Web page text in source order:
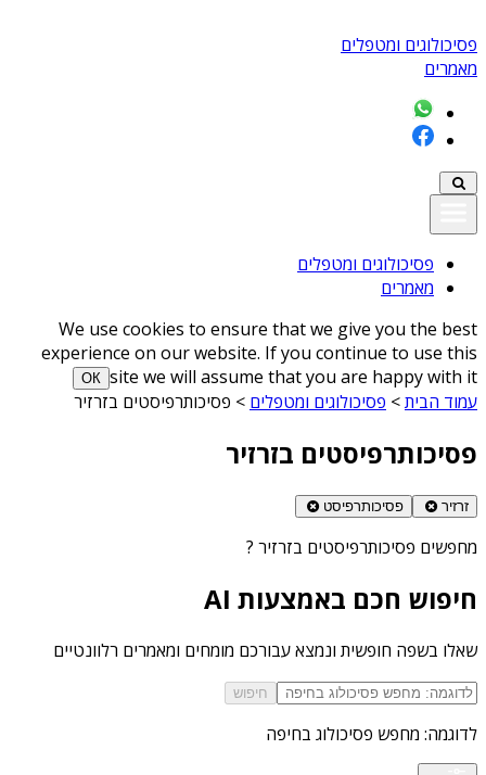
פסיכולוגים ומטפלים
מאמרים
פסיכולוגים ומטפלים
מאמרים
We use cookies to ensure that we give you the best
experience on our website. If you continue to use this
site we will assume that you are happy with it
ОК
עמוד הבית> פסיכולוגים ומטפלים > פסיכותרפיסטים בזרזיר
פסיכותרפיסטים בזרזיר
זרזיר פסיכותרפיסט
מחפשים פסיכותרפיסטים בזרזיר ?
חיפוש חכם באמצעות AI
שאלו בשפה חופשית ונמצא עבורכם מומחים ומאמרים רלוונטיים
חיפוש
לדוגמה: מחפש פסיכולוג בחיפה